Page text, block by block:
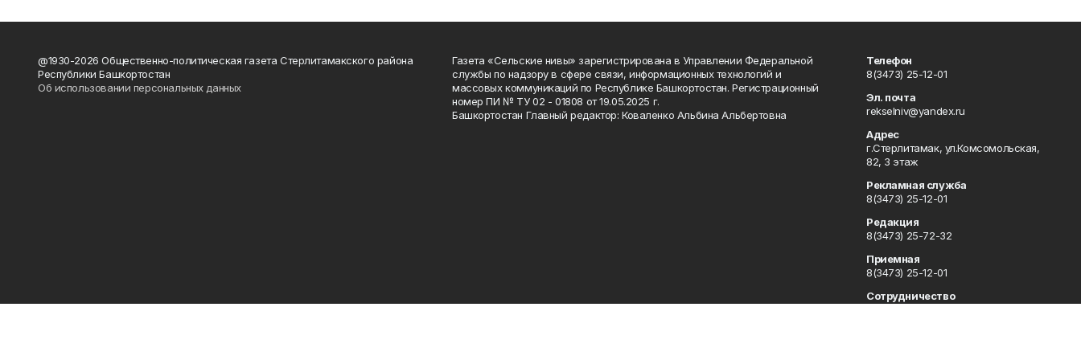
@1930-2026 Общественно-политическая газета Стерлитамакского района
Республики Башкортостан
Об использовании персональных данных
Газета «Сельские нивы» зарегистрирована в Управлении Федеральной
службы по надзору в сфере связи, информационных технологий и
массовых коммуникаций по Республике Башкортостан. Регистрационный
номер ПИ № ТУ 02 - 01808 от 19.05.2025 г.
Башкортостан Главный редактор: Коваленко Альбина Альбертовна
Телефон
8(3473) 25-12-01
Эл. почта
rekselniv@yandex.ru
Адрес
г.Стерлитамак, ул.Комсомольская,
82, 3 этаж
Рекламная служба
8(3473) 25-12-01
Редакция
8(3473) 25-72-32
Приемная
8(3473) 25-12-01
Сотрудничество